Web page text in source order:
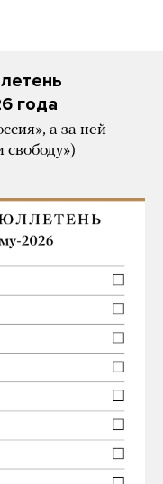
года
а за ней —
свободу»)